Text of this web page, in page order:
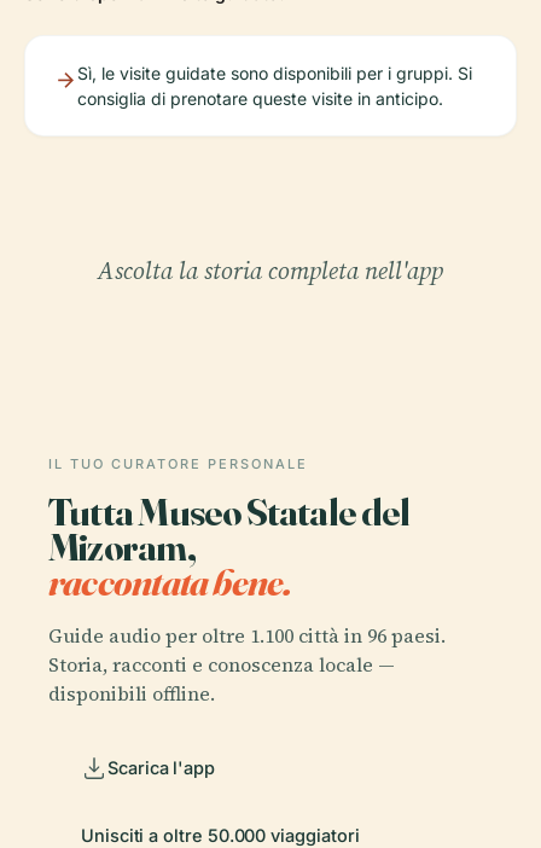
Sì, le visite guidate sono disponibili per i gruppi. Si
consiglia di prenotare queste visite in anticipo.
Ascolta la storia completa nell'app
IL TUO CURATORE PERSONALE
Tutta Museo Statale del
Mizoram,
raccontata bene.
Guide audio per oltre 1.100 città in 96 paesi.
Storia, racconti e conoscenza locale —
disponibili offline.
Scarica l'app
Unisciti a oltre 50.000 viaggiatori